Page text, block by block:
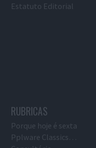
Estatuto Editorial
RUBRICAS
Porque hoje é sexta
Pplware Classics…